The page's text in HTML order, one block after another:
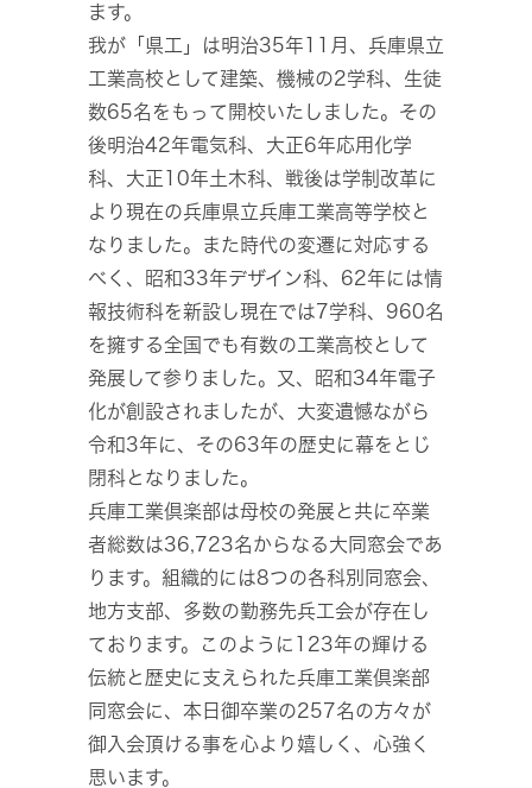
ます。
我が「県工」は明治35年11月、兵庫県立
工業高校として建築、機械の2学科、生徒
数65名をもって開校いたしました。その
後明治42年電気科、大正6年応用化学
科、大正10年土木科、戦後は学制改革に
より現在の兵庫県立兵庫工業高等学校と
なりました。また時代の変遷に対応する
べく、昭和33年デザイン科、62年には情
報技術科を新設し現在では7学科、960名
を擁する全国でも有数の工業高校として
発展して参りました。又、昭和34年電子
化が創設されましたが、大変遺憾ながら
令和3年に、その63年の歴史に幕をとじ
閉科となりました。
兵庫工業倶楽部は母校の発展と共に卒業
者総数は36,723名からなる大同窓会であ
ります。組織的には8つの各科別同窓会、
地方支部、多数の勤務先兵工会が存在し
ております。このように123年の輝ける
伝統と歴史に支えられた兵庫工業倶楽部
同窓会に、本日御卒業の257名の方々が
御入会頂ける事を心より嬉しく、心強く
思います。